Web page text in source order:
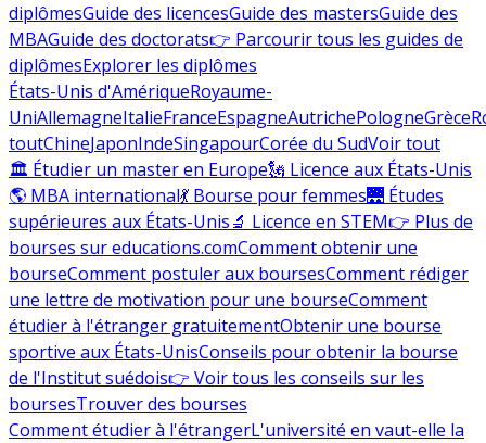
diplômesGuide des licencesGuide des mastersGuide des
MBAGuide des doctorats👉 Parcourir tous les guides de
diplômesExplorer les diplômes
États-Unis d'AmériqueRoyaume-
UniAllemagneItalieFranceEspagneAutrichePologneGrèce
toutChineJaponIndeSingapourCorée du SudVoir tout
🏛 Étudier un master en Europe🗽 Licence aux États-Unis
🌎 MBA international💃 Bourse pour femmes🌉 Études
supérieures aux États-Unis🔬 Licence en STEM👉 Plus de
bourses sur educations.comComment obtenir une
bourseComment postuler aux boursesComment rédiger
une lettre de motivation pour une bourseComment
étudier à l'étranger gratuitementObtenir une bourse
sportive aux États-UnisConseils pour obtenir la bourse
de l'Institut suédois👉 Voir tous les conseils sur les
boursesTrouver des bourses
Comment étudier à l'étrangerL'université en vaut-elle la